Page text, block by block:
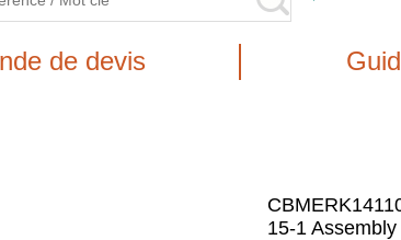
de devis
15-1